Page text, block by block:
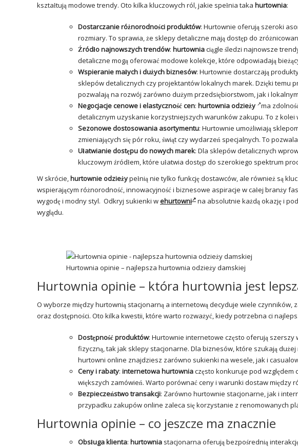
kształtują modowe trendy. Oto kilka kluczowych ról, jakie spełnia taka hurtownia:
Dostarczanie różnorodności produktów: Hurtownie oferują szeroki
rozmiary. To sprawia, że sklepy detaliczne mają dostęp do
Źródło najnowszych trendów: hurtowniaciągle śledzi najnowsze
detaliczne mogą oferować modowe kolekcje, które odpowiadają
Wspieranie małych i dużych biznesów: Hurtownie dostarczają
sklepów detalicznych czy projektantów lokalnych marek. Dzięki temu
pozwalają na rozwój zarówno dużym przedsiębiorstwom, jak i
Negocjacje cenowe i elastyczność cen: hurtownia odzieży
ma
detalicznym uzyskanie korzystniejszych warunków zakupu. To z
Sezonowe dostosowania asortymentu: Hurtownie umożliwiają
zmieniających się pór roku, świąt czy wydarzeń specjalnych. To
Ułatwianie dostępu do nowych marek: Dla sklepów detalicznych
kluczowym źródłem, które ułatwia dostęp do szerokiego spektrum
W skrócie,hurtownie odzieżypełnią nie tylko funkcję dostawców, ale również są
wspierającym różnorodność, innowacyjność i biznesowe aspiracje w całej branży
wygodę i modny styl. Odkryj sukienki wehurtowni
na absolutnie każdą okazję i
wyglądu.
Hurtownia opinie – najlepsza hurtownia odzieży damskiej
Hurtownia opinie – która hurtownia jest
O wyborze między hurtownią stacjonarną a internetową decyduje wiele
oraz dostępności. Oto kilka kwestii, które warto rozważyć, kiedy potrzebna ci
Dostępność produktów: Hurtownie internetowe często oferują
fizyczną, tak jak sklepy stacjonarne. Dla biznesów, które szukają dużej
hurtowni online znajdziesz zarówno sukienki na wesele, jak i
Ceny i rabaty: internetowa hurtowniaczęsto konkuruje pod względem
większych zamówień. Warto porównać ceny i warunki dostaw między
Bezpieczeństwo transakcji: Zarówno hurtownie stacjonarne, jak i
przypadku zakupów online zaleca się korzystanie z renomowanych
Hurtownia opinie – co jeszcze ma znacznie
Obsługa klienta: hurtownia stacjonarna oferują bezpośrednią